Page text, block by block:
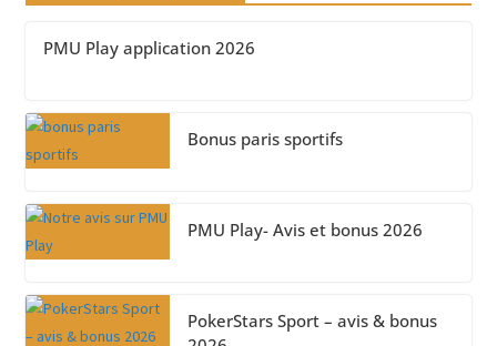
PMU Play application 2026
Bonus paris sportifs
PMU Play- Avis et bonus 2026
PokerStars Sport – avis & bonus